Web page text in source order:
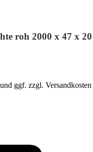
roh 2000 x 47 x 20
ggf. zzgl. Versandkosten